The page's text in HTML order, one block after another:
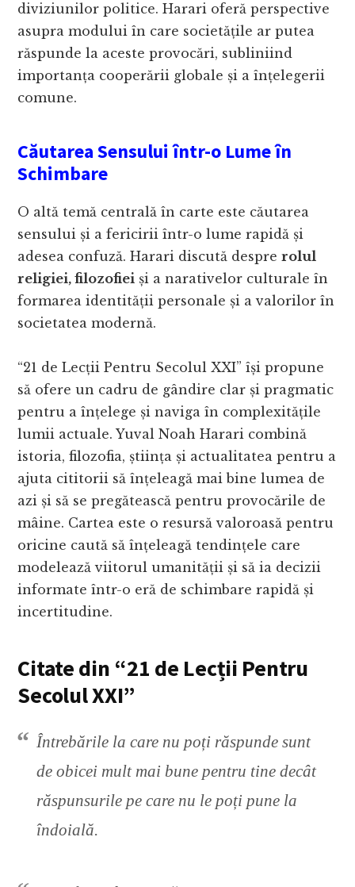
diviziunilor politice. Harari oferă perspective
asupra modului în care societățile ar putea
răspunde la aceste provocări, subliniind
importanța cooperării globale și a înțelegerii
comune.
Căutarea Sensului într-o Lume în
Schimbare
O altă temă centrală în carte este căutarea
sensului și a fericirii într-o lume rapidă și
adesea confuză. Harari discută desprerolul
religiei, filozofiei și a narativelor culturale în
formarea identității personale și a valorilor în
societatea modernă.
“21 de Lecții Pentru Secolul XXI” își propune
să ofere un cadru de gândire clar și pragmatic
pentru a înțelege și naviga în complexitățile
lumii actuale. Yuval Noah Harari combină
istoria, filozofia, știința și actualitatea pentru a
ajuta cititorii să înțeleagă mai bine lumea de
azi și să se pregătească pentru provocările de
mâine. Cartea este o resursă valoroasă pentru
oricine caută să înțeleagă tendințele care
modelează viitorul umanității și să ia decizii
informate într-o eră de schimbare rapidă și
incertitudine.
Citate din “21 de Lecții Pentru
Secolul XXI”
Întrebările la care nu poți răspunde sunt
de obicei mult mai bune pentru tine decât
răspunsurile pe care nu le poți pune la
îndoială.